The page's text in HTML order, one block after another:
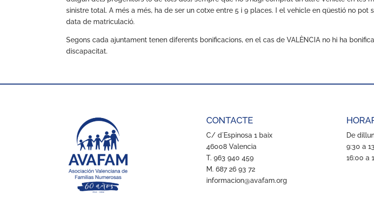
sinistre total. A més a més, ha de ser un cotxe entre 5 i 9 places. I el vehicle en qüestió no
data de matriculació.
Segons cada ajuntament tenen diferents bonificacions, en el cas de VALÈNCIA no hi ha
discapacitat.
CONTACTE
C/ d´Espinosa 1 baix
46008 Valencia
T. 963 940 459
M. 687 26 93 72
informacion@avafam.org
De
9:30 a
16:00 a